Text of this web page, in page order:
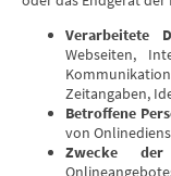
Verarbeitete
Webseiten,
Zeitangaben,
Betroffene
von
Zwecke der